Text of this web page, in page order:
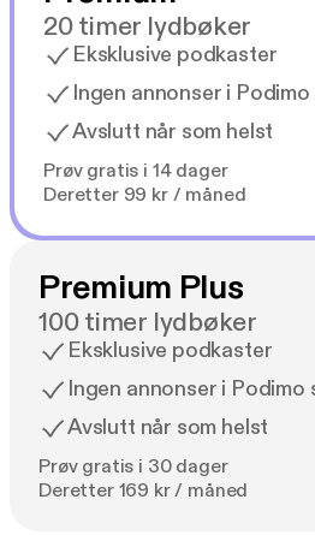
20 timer lydbøker
Eksklusive podkaster
Ingen annonser i
Avslutt når som helst
Prøv gratis i 14 dager
Deretter 99 kr / måned
Premium Plus
100 timer lydbøker
Eksklusive podkaster
Ingen annonser i Podimo
Avslutt når som helst
Prøv gratis i 30 dager
Deretter 169 kr / måned